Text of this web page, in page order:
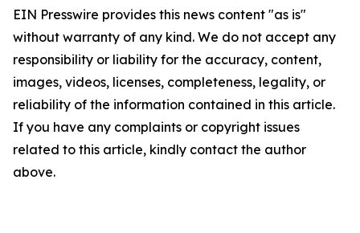
EIN Presswire provides this news content "as is"
without warranty of any kind. We do not accept any
responsibility or liability for the accuracy, content,
images, videos, licenses, completeness, legality, or
reliability of the information contained in this article.
If you have any complaints or copyright issues
related to this article, kindly contact the author
above.